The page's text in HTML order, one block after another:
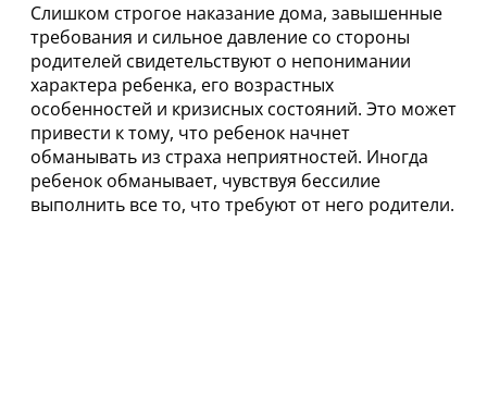
Слишком строгое наказание дома, завышенные
требования и сильное давление со стороны
родителей свидетельствуют о непонимании
характера ребенка, его возрастных
особенностей и кризисных состояний. Это может
привести к тому, что ребенок начнет
обманывать из страха неприятностей. Иногда
ребенок обманывает, чувствуя бессилие
выполнить все то, что требуют от него родители.